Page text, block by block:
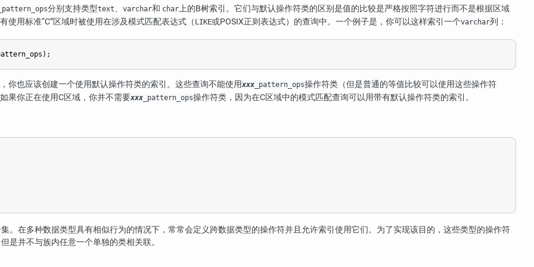
分别支持类型text、 varchar和 char上的B树索引。它们与默认操作符类的区别是值的比较是严格按照字符进行而不是根据区域
使用标准“C”区域时被使用在涉及模式匹配表达式（ LIKE或POSIX正则表达式）的查询中。一个例子是，你可以这样索引一个varchar列：
你也应该创建一个使用默认操作符类的索引。这些查询不能使用xxx _pattern_ops操作符类（但是普通的等值比较可以使用这些操作符
果你正在使用C区域，你并不需要xxx _pattern_ops操作符类，因为在C区域中的模式匹配查询可以用带有默认操作符类的索引。
。在多种数据类型具有相似行为的情况下，常常会定义跨数据类型的操作符并且允许索引使用它们。为了实现该目的，这些类型的操作符
是并不与族内任意一个单独的类相关联。